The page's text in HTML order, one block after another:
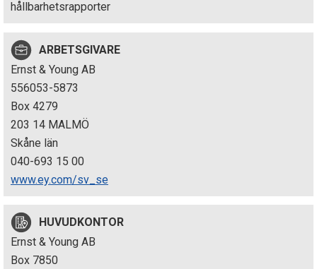
p
e
k
t
i
o
n
e
n
hållbarhetsrapporter
ARBETSGIVARE
Ernst & Young AB
556053-5873
Box 4279
203 14 MALMÖ
Skåne län
040-693 15 00
www.ey.com/sv_se
HUVUDKONTOR
Ernst & Young AB
Box 7850